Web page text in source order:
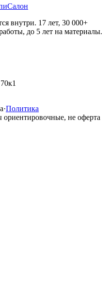
внутри. 17 лет, 30 000+
до 5 лет на материалы.
·Политика
ориентировочные, не оферта